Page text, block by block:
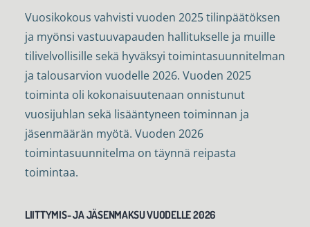
Vuosikokous vahvisti vuoden 2025 tilinpäätöksen
ja myönsi vastuuvapauden hallitukselle ja muille
tilivelvollisille sekä hyväksyi toimintasuunnitelman
ja talousarvion vuodelle 2026. Vuoden 2025
toiminta oli kokonaisuutenaan onnistunut
vuosijuhlan sekä lisääntyneen toiminnan ja
jäsenmäärän myötä. Vuoden 2026
toimintasuunnitelma on täynnä reipasta
toimintaa.
LIITTYMIS- JA JÄSENMAKSU VUODELLE 2026